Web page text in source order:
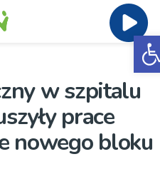
w szpitalu
prace
nowego bloku